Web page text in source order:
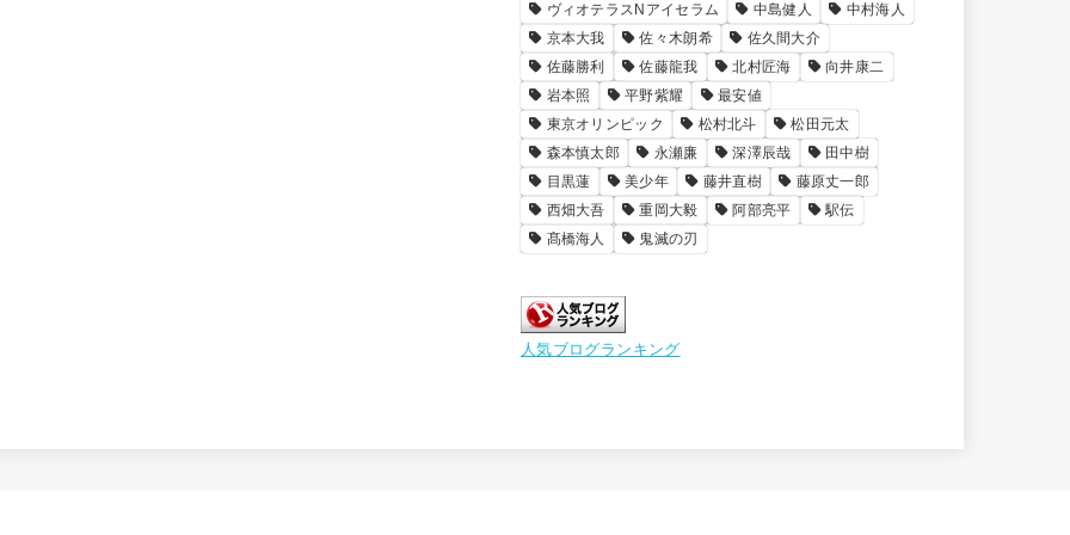
ヴィオテラスNアイセラム
中島健人
中村海人
京本大我
佐々木朗希
佐久間大介
佐藤勝利
佐藤龍我 北村匠海
向井康二
岩本照
平野紫耀
最安値
東京オリンピック
松村北斗
松田元太
森本慎太郎
永瀬廉 深澤辰哉
田中樹
目黒蓮
美少年 藤井直樹
藤原丈一郎
西畑大吾
重岡大毅 阿部亮平
駅伝
髙橋海人
鬼滅の刃
人気ブログランキング